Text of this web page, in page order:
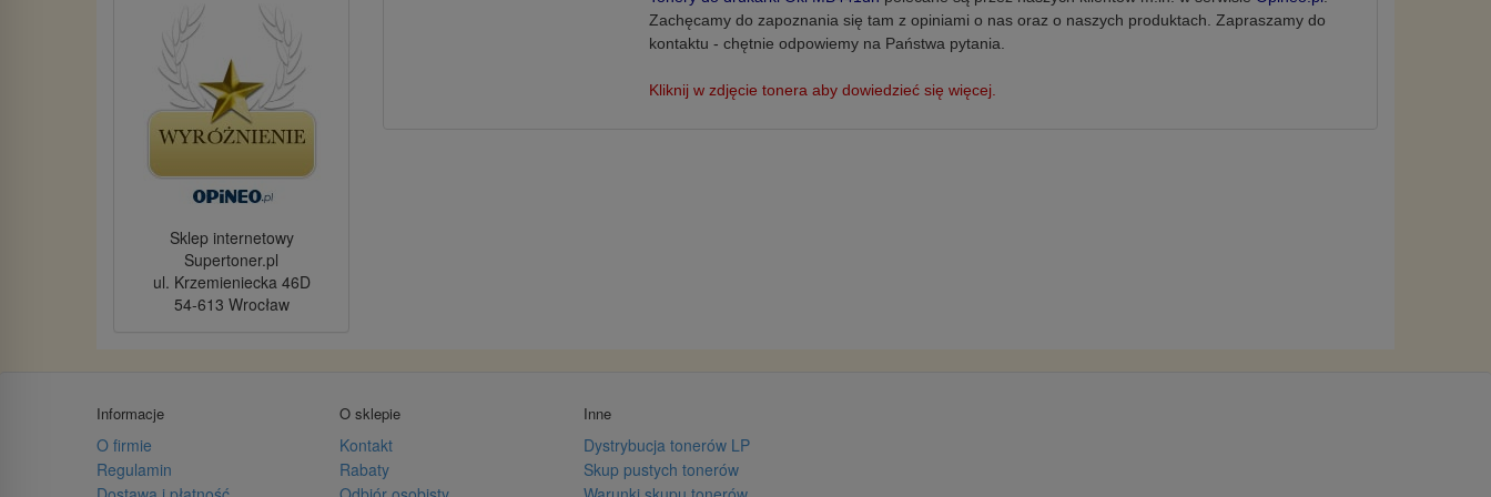
Zachęcamy do zapoznania się tam z opiniami o nas oraz o naszych produktach. Zapraszamy do
kontaktu - chętnie odpowiemy na Państwa pytania.
Kliknij w zdjęcie tonera aby dowiedzieć się więcej.
Sklep internetowy
Supertoner.pl
ul. Krzemieniecka 46D
54-613 Wrocław
Informacje
O firmie
Regulamin
O sklepie
Kontakt
Rabaty
Inne
Dystrybucja tonerów LP
Skup pustych tonerów